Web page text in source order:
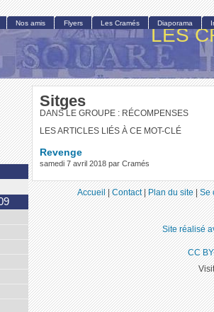
LES
Sitges
DANS LE GROUPE : RÉCOMPENSES
LES ARTICLES LIÉS À CE MOT-CLÉ
Revenge
samedi 7 avril 2018 par Cramés
Nos amis Flyers Les Cramés Diaporama
Accueil|Contact|Plan du site|Se
Site réalisé
CC